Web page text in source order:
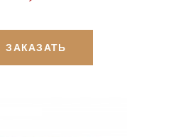
ЗАКАЗАТЬ